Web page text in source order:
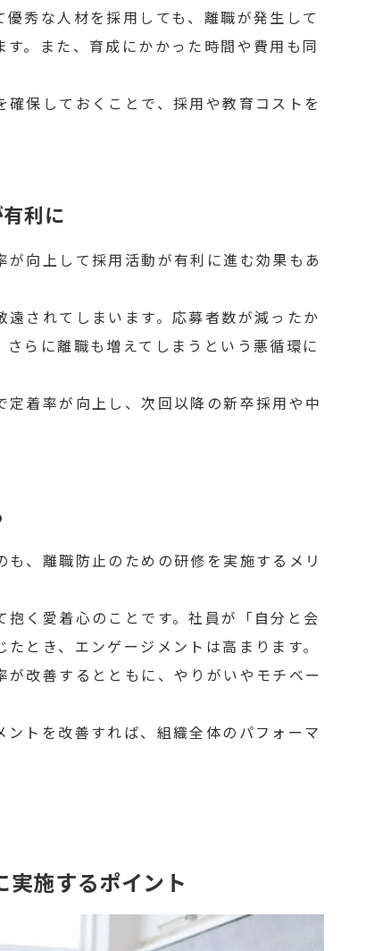
秀な人材を採用しても、離職が発生して
。また、育成にかかった時間や費用も同
保しておくことで、採用や教育コストを
利に
向上して採用活動が有利に進む効果もあ
されてしまいます。応募者数が減ったか
らに離職も増えてしまうという悪循環に
着率が向上し、次回以降の新卒採用や中
、離職防止のための研修を実施するメリ
く愛着心のことです。社員が「自分と会
とき、エンゲージメントは高まります。
改善するとともに、やりがいやモチベー
トを改善すれば、組織全体のパフォーマ
施するポイント